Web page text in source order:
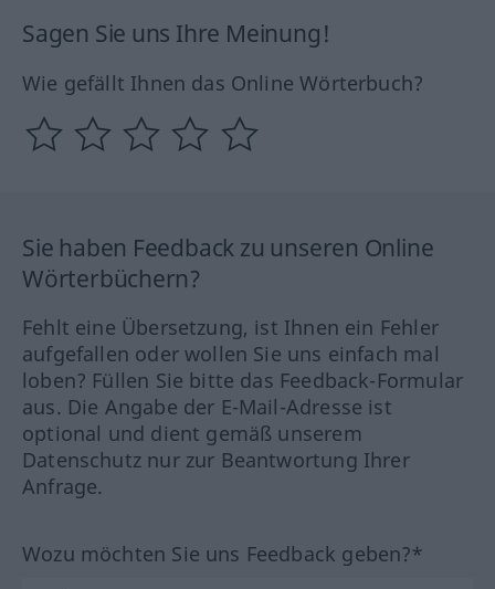
Sagen Sie uns Ihre Meinung!
Wie gefällt Ihnen das Online Wörterbuch?
Sie haben Feedback zu unseren Online
Wörterbüchern?
Fehlt eine Übersetzung, ist Ihnen ein Fehler
aufgefallen oder wollen Sie uns einfach mal
loben? Füllen Sie bitte das Feedback-Formular
aus. Die Angabe der E-Mail-Adresse ist
optional und dient gemäß unserem
Datenschutz nur zur Beantwortung Ihrer
Anfrage.
Wozu möchten Sie uns Feedback geben?*